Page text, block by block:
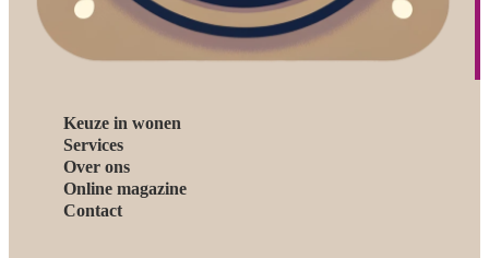
Keuze in wonen
Services
Over ons
Online magazine
Contact